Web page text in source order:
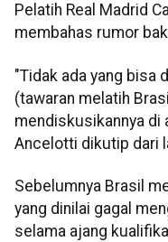
Pelatih Real Madrid
membahas rumor
"Tidak ada yang bisa
(tawaran melatih
mendiskusikannya di
Ancelotti dikutip dari
Sebelumnya Brasil
yang dinilai gagal
selama ajang